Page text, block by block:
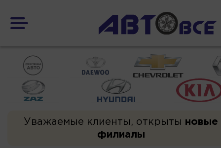
Уважаемые клиенты, открыты новые
филиалы